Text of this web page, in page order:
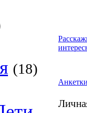
(18)